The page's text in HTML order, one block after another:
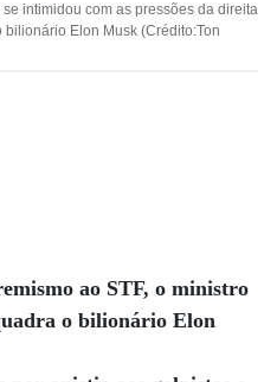
intimidou com as pressões da direita
Elon Musk (Crédito:Ton
ao STF, o ministro
o bilionário Elon